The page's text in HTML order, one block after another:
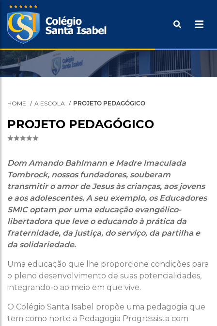
principal
Tecle ENTER para efetuar a pesquisa
HOME A ESCOLA PROJETO PEDAGÓGICO
PROJETO PEDAGÓGICO
Dom Amando Bahlmann e Madre Imaculada
Tombrock, nossos fundadores, souberam
transmitir o amor de Jesus às crianças, aos jovens
e aos adolescentes. A seu exemplo, os Educadores
SMIC optam por uma educação evangélico-
libertadora que leve o educando à prática da
fraternidade, da justiça, do serviço, da partilha e
da solidariedade.
Uma educação que lhe proporcione condições para
o pleno desenvolvimento de suas potencialidades,
integrando-o ao meio em que vive.
O Colégio Santa Isabel propõe uma pedagogia que
tem como norte a Pedagogia Progressista com